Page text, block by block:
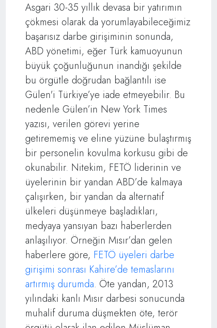
Asgari 30-35 yıllık devasa bir yatırımın
çökmesi olarak da yorumlayabileceğimiz
başarısız darbe girişiminin sonunda,
ABD yönetimi, eğer Türk kamuoyunun
büyük çoğunluğunun inandığı şekilde
bu örgütle doğrudan bağlantılı ise
Gülen'i Türkiye’ye iade etmeyebilir. Bu
nedenle Gülen’in New York Times
yazısı, verilen görevi yerine
getirememiş ve eline yüzüne bulaştırmış
bir personelin kovulma korkusu gibi de
okunabilir. Nitekim, FETÖ liderinin ve
üyelerinin bir yandan ABD’de kalmaya
çalışırken, bir yandan da alternatif
ülkeleri düşünmeye başladıkları,
medyaya yansıyan bazı haberlerden
anlaşılıyor. Örneğin Mısır’dan gelen
haberlere göre, FETÖ üyeleri darbe
girişimi sonrası Kahire’de temaslarını
artırmış durumda. Öte yandan, 2013
yılındaki kanlı Mısır darbesi sonucunda
muhalif duruma düşmekten öte, terör